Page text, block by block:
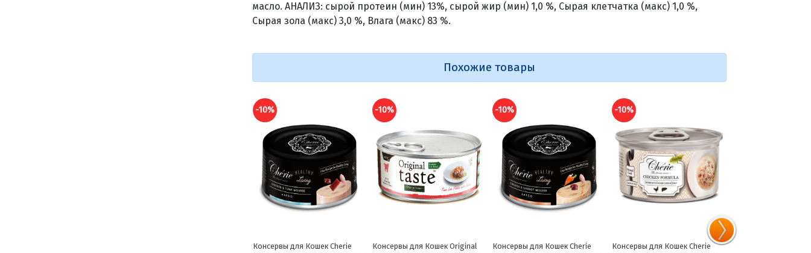
масло. АНАЛИЗ: сырой протеин (мин) 13%, сырой жир (мин) 1,0 %, Сырая клетчатка (макс) 1,0 %,
Сырая зола (макс) 3,0 %, Влага (макс) 83 %.
Похожие товары
-10%
Консервы для Кошек Original
-10%
Консервы для Кошек Cherie
-10%
Консервы для Кошек Cherie
-10%
Консервы для Кошек Original